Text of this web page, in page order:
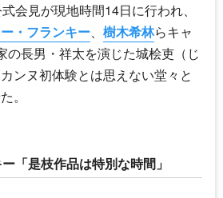
会見が現地時間14日に行われ、
・フランキー、 樹木希林らキャ
の長男・祥太を演じた城桧吏（じ
ンヌ初体験とは思えない堂々と
。
「是枝作品は特別な時間」